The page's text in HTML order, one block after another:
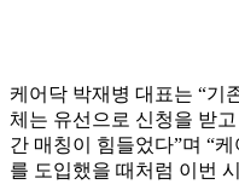
케어닥 박재병 대표는 “기
체는 유선으로 신청을 받
간 매칭이 힘들었다”며 “
를 도입했을 때처럼 이번